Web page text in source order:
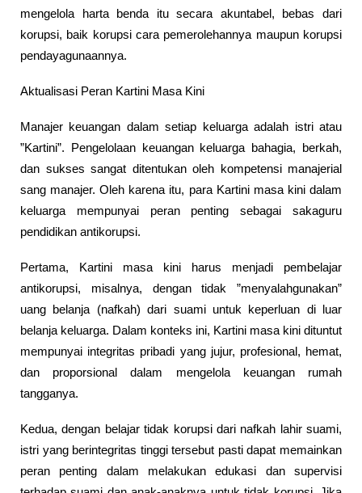
mengelola harta benda itu secara akuntabel, bebas dari
korupsi, baik korupsi cara pemerolehannya maupun korupsi
pendayagunaannya.
Aktualisasi Peran Kartini Masa Kini
Manajer keuangan dalam setiap keluarga adalah istri atau
”Kartini”. Pengelolaan keuangan keluarga bahagia, berkah,
dan sukses sangat ditentukan oleh kompetensi manajerial
sang manajer. Oleh karena itu, para Kartini masa kini dalam
keluarga mempunyai peran penting sebagai sakaguru
pendidikan antikorupsi.
Pertama, Kartini masa kini harus menjadi pembelajar
antikorupsi, misalnya, dengan tidak ”menyalahgunakan”
uang belanja (nafkah) dari suami untuk keperluan di luar
belanja keluarga. Dalam konteks ini, Kartini masa kini dituntut
mempunyai integritas pribadi yang jujur, profesional, hemat,
dan proporsional dalam mengelola keuangan rumah
tangganya.
Kedua, dengan belajar tidak korupsi dari nafkah lahir suami,
istri yang berintegritas tinggi tersebut pasti dapat memainkan
peran penting dalam melakukan edukasi dan supervisi